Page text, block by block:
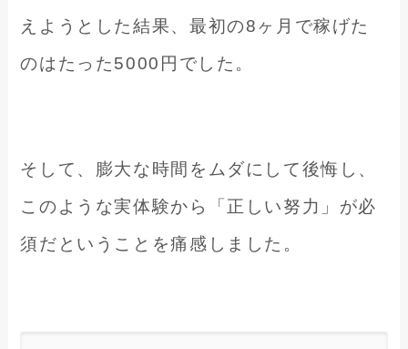
えようとした結果、最初の8ヶ月で稼げた
のはたった5000円でした。
そして、膨大な時間をムダにして後悔し、
このような実体験から「正しい努力」が必
須だということを痛感しました。